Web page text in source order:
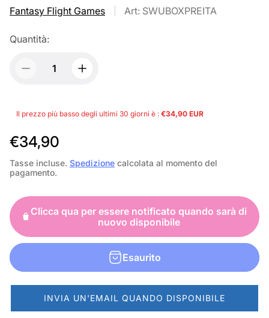
Fantasy Flight Games Art: SWUBOXPREITA
Quantità:
Il prezzo più basso degli ultimi 30 giorni è : €34,90 EUR
P
r
e
z
z
o
n
o
r
m
€34,90
Tasse incluse. Spedizione calcolata al momento del
pagamento.
Clicca qua per essere notificato quando sarà di
nuovo disponibile
Esaurito
INVIA UN'EMAIL QUANDO DISPONIBILE